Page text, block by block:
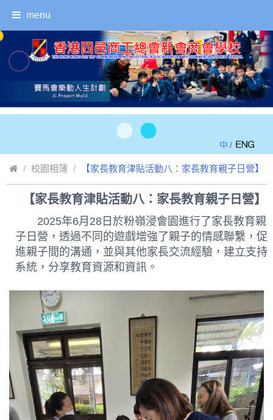
menu
/
校園相簿 【家長教育津貼活動八：家長教育親子日營】
【家長教育津貼活動八：家長教育親子日營】
2025年6月28日於粉嶺浸會園進行了家長教育親
子日營，透過不同的遊戲增強了親子的情感聯繫，促
進親子間的溝通，並與其他家長交流經驗，建立支持
系統，分享教育資源和資訊。